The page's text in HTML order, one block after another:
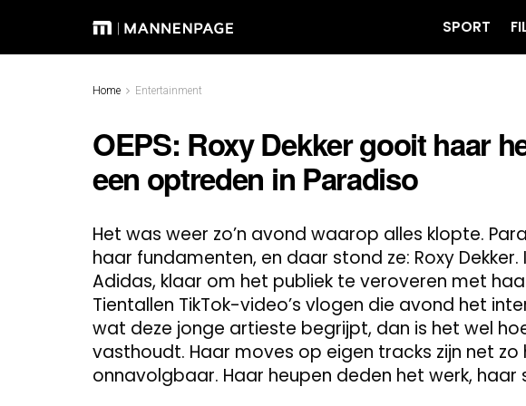
SPORT
Home Entertainment
OEPS: Roxy Dekker gooit haar
een optreden in Paradiso
Het was weer zo’n avond waarop alles klopte.
haar fundamenten, en daar stond ze: Roxy
Adidas, klaar om het publiek te veroveren met
Tientallen TikTok-video’s vlogen die avond het
wat deze jonge artieste begrijpt, dan is het wel
vasthoudt. Haar moves op eigen tracks zijn net zo
onnavolgbaar. Haar heupen deden het werk, haar